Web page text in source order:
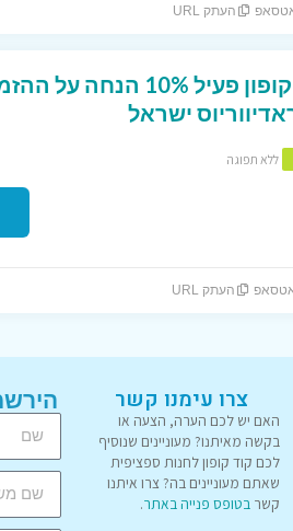
העתק URL
קוד קופון פעיל 10%
ישראל
ללא תפוגה
העתק URL
צרו עימנו קשר
האם יש לכם הערה, הצעה או
בקשה מאיתנו? מעוניינים שנוסיף
לכם קוד קופון לחנות ספציפית
שאתם מעוניינים בה? צרו איתנו
קשר בטופס פנייה באתר.